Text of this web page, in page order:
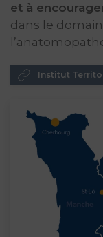
et à
dans le
Institut